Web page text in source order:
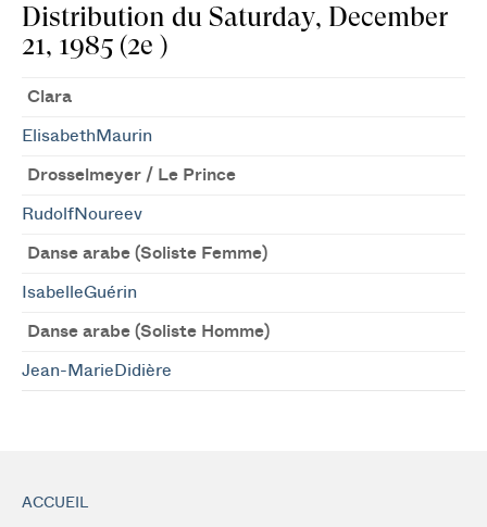
Distribution du Saturday, December
21, 1985 (2e )
Clara
ElisabethMaurin
Drosselmeyer / Le Prince
RudolfNoureev
Danse arabe (Soliste Femme)
IsabelleGuérin
Danse arabe (Soliste Homme)
Jean-MarieDidière
ACCUEIL